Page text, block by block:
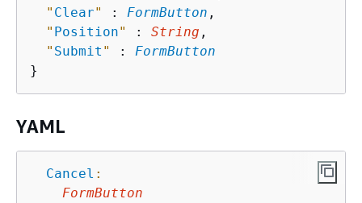
" Clear" : FormButton ,
" Position" : String ,
" Submit " : FormButton
YAML
Cancel :
FormButton